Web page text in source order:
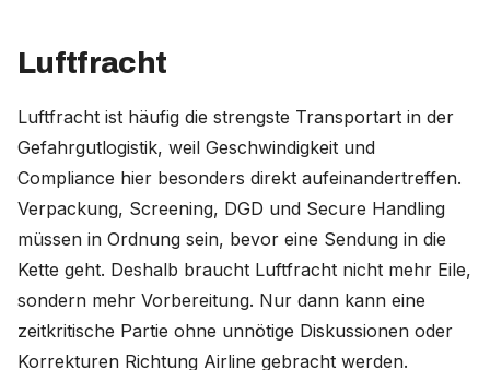
Luftfracht
Luftfracht ist häufig die strengste Transportart in der
Gefahrgutlogistik, weil Geschwindigkeit und
Compliance hier besonders direkt aufeinandertreffen.
Verpackung, Screening, DGD und Secure Handling
müssen in Ordnung sein, bevor eine Sendung in die
Kette geht. Deshalb braucht Luftfracht nicht mehr Eile,
sondern mehr Vorbereitung. Nur dann kann eine
zeitkritische Partie ohne unnötige Diskussionen oder
Korrekturen Richtung Airline gebracht werden.